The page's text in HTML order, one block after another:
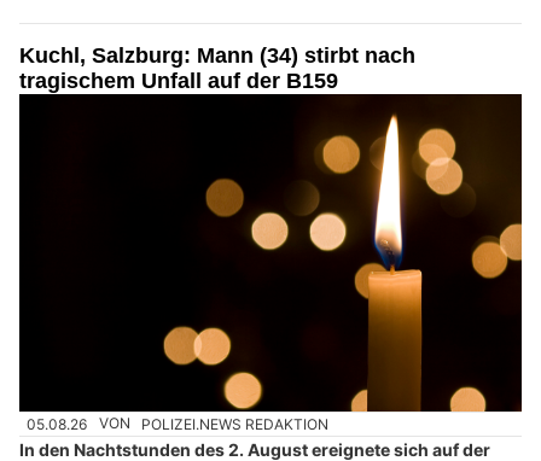
Kuchl, Salzburg: Mann (34) stirbt nach
tragischem Unfall auf der B159
05.08.26 VON POLIZEI.NEWS REDAKTION
In den Nachtstunden des 2. August ereignete sich auf der